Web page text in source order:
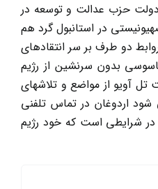
دولت حزب عدالت و توسعه در
در استانبول گرد هم
دو طرف بر سر انتقادهای
بدون سرنشین از رژیم
تل آویو از مواضع و تلاشهای
شود اردوغان در تماس تلفنی
شرایطی است که خود رژیم